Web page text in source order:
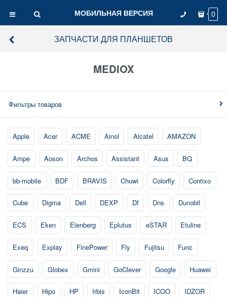
МОБИЛЬНАЯ ВЕРСИЯ 0
ЗАПЧАСТИ ДЛЯ ПЛАНШЕТОВ
MEDIOX
Фильтры товаров
Apple Acer ACME Ainol Alcatel AMAZON
Ampe Aoson Archos Assistant Asus BQ
bb-mobile BDF BRAVIS Chuwi Colorfly Contixo
Cube Digma Dell DEXP Df Dns Dunobil
ECS Eken Elenberg Eplutus eSTAR Etuline
Exeq Explay FinePower Fly Fujitsu Func
Ginzzu Globex Gmini GoClever Google Huawei
Haier Hipo HP Irbis IconBit ICOO IDZOR